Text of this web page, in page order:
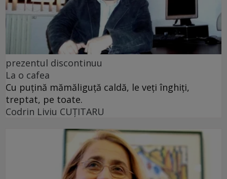
prezentul discontinuu
La o cafea
Cu puţină mămăliguţă caldă, le veţi înghiţi,
treptat, pe toate.
Codrin Liviu CUŢITARU